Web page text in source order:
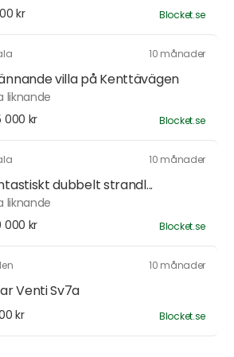
kr
Blocket.se
10 månader
villa på Kenttävägen
liknande
000 kr
Blocket.se
10 månader
dubbelt strandl...
liknande
000 kr
Blocket.se
10 månader
Venti Sv7a
kr Blocket.se